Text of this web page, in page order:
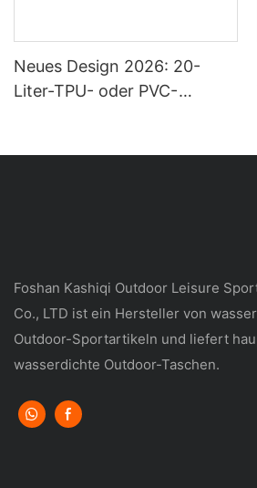
Neues Design 2026: 20-
Liter-TPU- oder PVC-
Foshan Kashiqi Outdoor Leisure
Co., LTD ist ein Hersteller von
Outdoor-Sportartikeln und liefert
wasserdichte Outdoor-Taschen.